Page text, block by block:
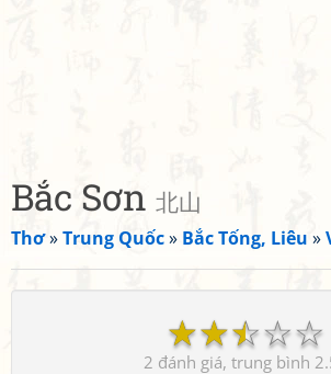
Bắc Sơn 北山
Thơ»Trung Quốc» Bắc Tống, Liêu »
☆
☆
☆
☆
☆
2